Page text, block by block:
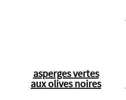
asperges vertes
aux olives noires